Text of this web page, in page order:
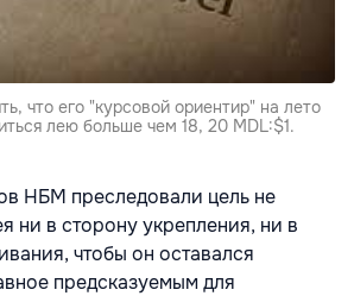
что его "курсовой ориентир" на лето
лею больше чем 18, 20 MDL:$1.
НБМ преследовали цель не
ни в сторону укрепления, ни в
чтобы он оставался
предсказуемым для